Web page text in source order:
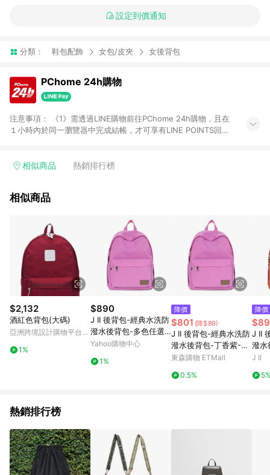
設定到價通知
分類： 鞋包配飾 女包/皮夾 女後背包
PChome 24h購物
注意事項： 《1》需透過LINE購物前往PChome 24h購物，且在
１小時內於同一瀏覽器中完成結帳，才可享有LINE POINTS回饋
在點數回饋範圍內。 《3》如取消訂單、退貨、購物中登出
品、票券、訂閱方案、PChome儲值商品、企業專區/企業採購、
值點數、點數/禮物卡 [2025/2/16起適用] - 票券全品項
[2026/6/2起適用] 《5》回饋點數的計算將會排除【訂單活動折
扣 (含折價券折扣)】、【P幣扣抵】、【現金積點扣抵】及【訂單
運費】等金額。 《6》符合LINE POINTS回饋資格之訂單將於商
家訂單頁面標示「LINE回饋」，若無此標示則 不符合回饋LINE
POINTS點數資格亦不得使用點數紅包 。 《7》LINE購物設有
「單一商品最高回饋點數」機制 (特殊活動時開放「回饋無上
限」)，以同一訂單中同一商品不論件數計算，並依訂單成立時間
當下LINE購物所設定的回饋機制為準。 《8》LINE購物為購物資
訊整合性平台，商品資料更新會有時間差，如顯示之商品規格、
顏色、價位、贈品與PChome 24h購物銷售網頁不符，以銷售網
頁標示為準！
相似商品 熱銷排行榜
相似商品
$2,132
酒紅色背包(大碼)
亞洲跨境設計購物平台
1%
$890
J II 後背包-經典水洗防
潑水後背包-多色任選-
6388-27
Yahoo購物中心
1%
降價
$801 (降$89)
J II 後背包-經典水洗防
潑水後背包-丁香紫-63
88-23
東森購物 ETMall
0.5%
降價
J II
潑水
88-
J II
熱銷排行榜